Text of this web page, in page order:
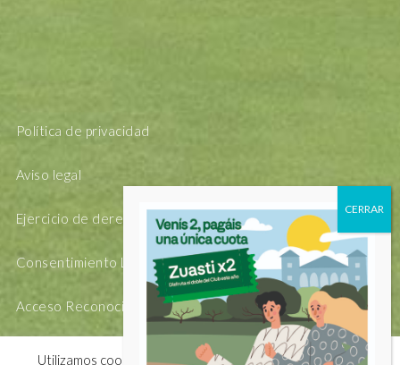
Política de privacidad
Aviso legal
Ejercicio de derechos Arsol
Consentimiento Legal
Acceso Reconocimiento Facial
Utilizamos cookies propias y de terceros para mejorar la